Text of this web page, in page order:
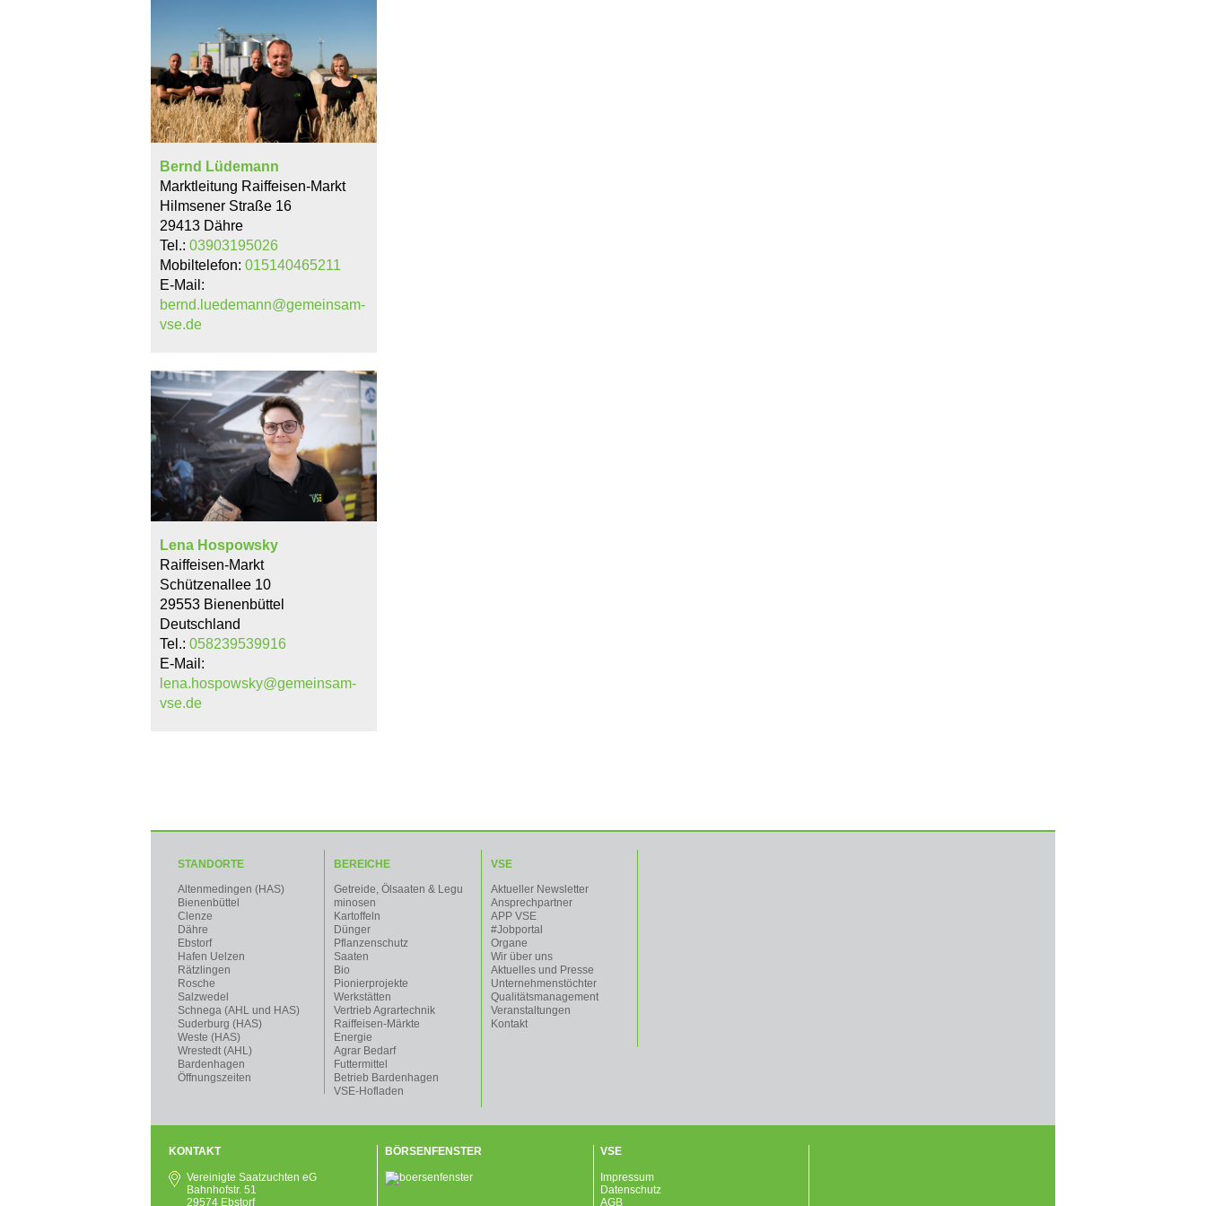
Bernd Lüdemann
Marktleitung Raiffeisen-Markt
Hilmsener Straße 16
29413 Dähre
Tel.: 03903195026
Mobiltelefon: 015140465211
E-Mail:
bernd.luedemann@gemeinsam-
vse.de
Lena Hospowsky
Raiffeisen-Markt
Schützenallee 10
29553 Bienenbüttel
Deutschland
Tel.: 058239539916
E-Mail:
lena.hospowsky@gemeinsam-
vse.de
STANDORTE
Altenmedingen (HAS)
Bienenbüttel
Clenze
Dähre
Ebstorf
Hafen Uelzen
Rätzlingen
Rosche
Salzwedel
Schnega (AHL und HAS)
Suderburg (HAS)
Weste (HAS)
Wrestedt (AHL)
Bardenhagen
Öffnungszeiten
BEREICHE
Getreide, Ölsaaten & Legu
minosen
Kartoffeln
Dünger
Pflanzenschutz
Saaten
Bio
Pionierprojekte
Werkstätten
Vertrieb Agrartechnik
Raiffeisen-Märkte
Energie
Agrar Bedarf
Futtermittel
Betrieb Bardenhagen
VSE-Hofladen
VSE
Aktueller Newsletter
Ansprechpartner
APP VSE
#Jobportal
Organe
Wir über uns
Aktuelles und Presse
Unternehmenstöchter
Qualitätsmanagement
Veranstaltungen
Kontakt
KONTAKT
Vereinigte Saatzuchten eG
Bahnhofstr. 51
29574 Ebstorf
BÖRSENFENSTER VSE
Impressum
Datenschutz
AGB